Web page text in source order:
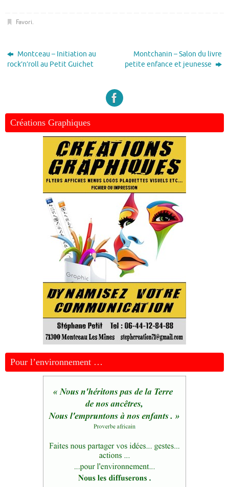
Favori.
Montceau – Initiation au
rock’n’roll au Petit Guichet
Montchanin – Salon du livre
petite enfance et jeunesse
Créations Graphiques
Pour l’environnement …